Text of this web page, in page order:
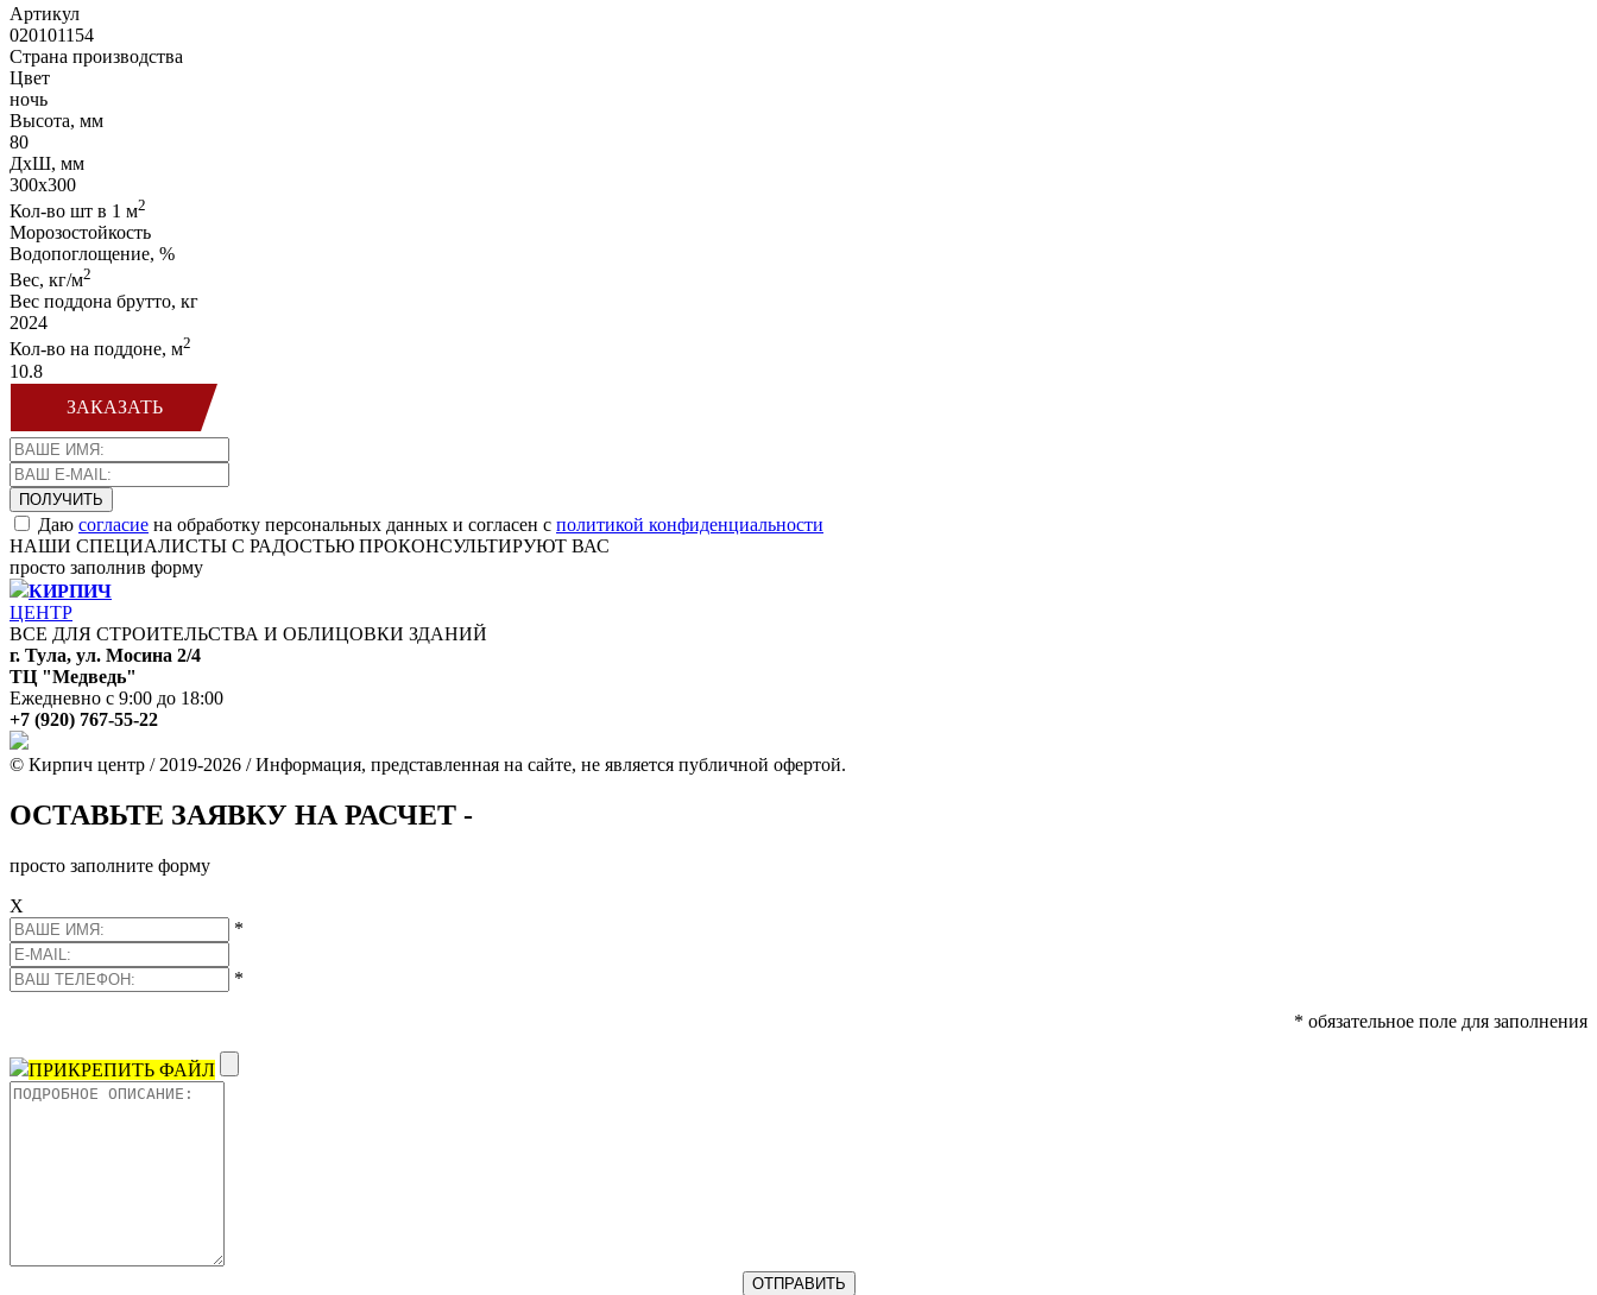
Артикул
020101154
Страна производства
Цвет
ночь
Высота, мм
80
ДxШ, мм
300x300
Кол-во шт в 1 м2
Морозостойкость
Водопоглощение, %
Вес, кг/м2
Вес поддона брутто, кг
2024
Кол-во на поддоне, м2
10.8
ЗАКАЗАТЬ
Даю согласие на обработку персональных данных и согласен с политикой конфиденциальности
НАШИ СПЕЦИАЛИСТЫ С РАДОСТЬЮ ПРОКОНСУЛЬТИРУЮТ ВАС
просто заполнив форму
КИРПИЧ
ЦЕНТР
ВСЕ ДЛЯ СТРОИТЕЛЬСТВА И ОБЛИЦОВКИ ЗДАНИЙ
г. Тула, ул. Мосина 2/4
ТЦ "Медведь"
Ежедневно с 9:00 до 18:00
+7 (920) 767-55-22
© Кирпич центр / 2019-2026 / Информация, представленная на сайте, не является публичной офертой.
ОСТАВЬТЕ ЗАЯВКУ НА РАСЧЕТ -
просто заполните форму
Х
*
*
* обязательное поле для заполнения
ПРИКРЕПИТЬ ФАЙЛ